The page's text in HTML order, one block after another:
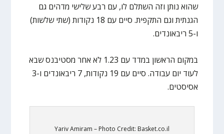
שהוא נותן וזה השתלם לו, עם רבע שלישי מדהים גם
הגנתית וגם התקפית. סיים עם 18 נקודות (שתי שלשות)
ו-5 ריבאונדים.
במקום הראשון במדד עם 1.23 לא אחר מסטיבנס שבא
לעוד יום עבודה. סיים עם 19 נקודות, 7 ריבאונדים ו-3
אסיסטים.
Yariv Amiram – Photo Credit: Basket.co.il